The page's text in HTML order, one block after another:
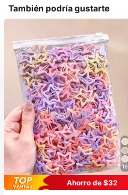
También podría gustarte
16
Ahorro de $32